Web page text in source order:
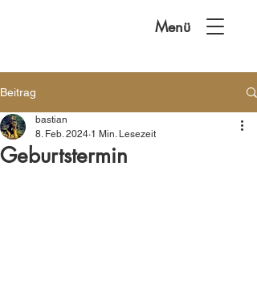
Menü
Beitrag
Geburtstermin
bastian
8. Feb. 2024 1 Min. Lesezeit